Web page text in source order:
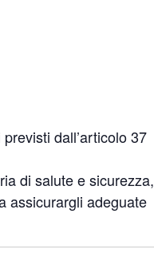
dall’articolo 37
di salute e sicurezza,
assicurargli adeguate